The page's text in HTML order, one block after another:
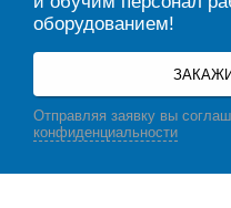
оборудованием!
Отправляя заявку вы
конфиденциальности